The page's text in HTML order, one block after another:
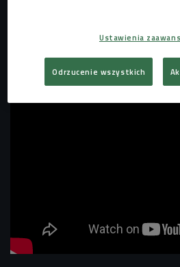
Ustawienia
Odrzucenie wszystkich